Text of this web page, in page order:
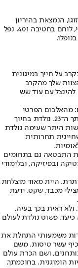
הנמצאת בהיריון
ראשון עם בתם. רס"ל יעקב עוזרי ז"ל מכפר שמאי, לוחם בחטיבה 401, נפל
על חייך במיגונית
את הצוות שלך מהקרב
להינצל עם עוד שש
מהאלבום הפרטי
השבוע, ב־23.11, היית אמורה לחגוג את יום הולדתך ה־23. נולדת בחיוך
היתר שעימה נולדת
תחרותית
התבטאה גם בתחומים
ובפיזיקה, ובלימודי
היית מאוד מוצלחת
מכבד, שקט. ידעת
ולא ראית בכך בעיה.
פשוט נולדת לעולם
משמעותי התחלת את
עשר טיסות. משם
ושם הכרת עולם
הומוגנית. בחוכמתך,